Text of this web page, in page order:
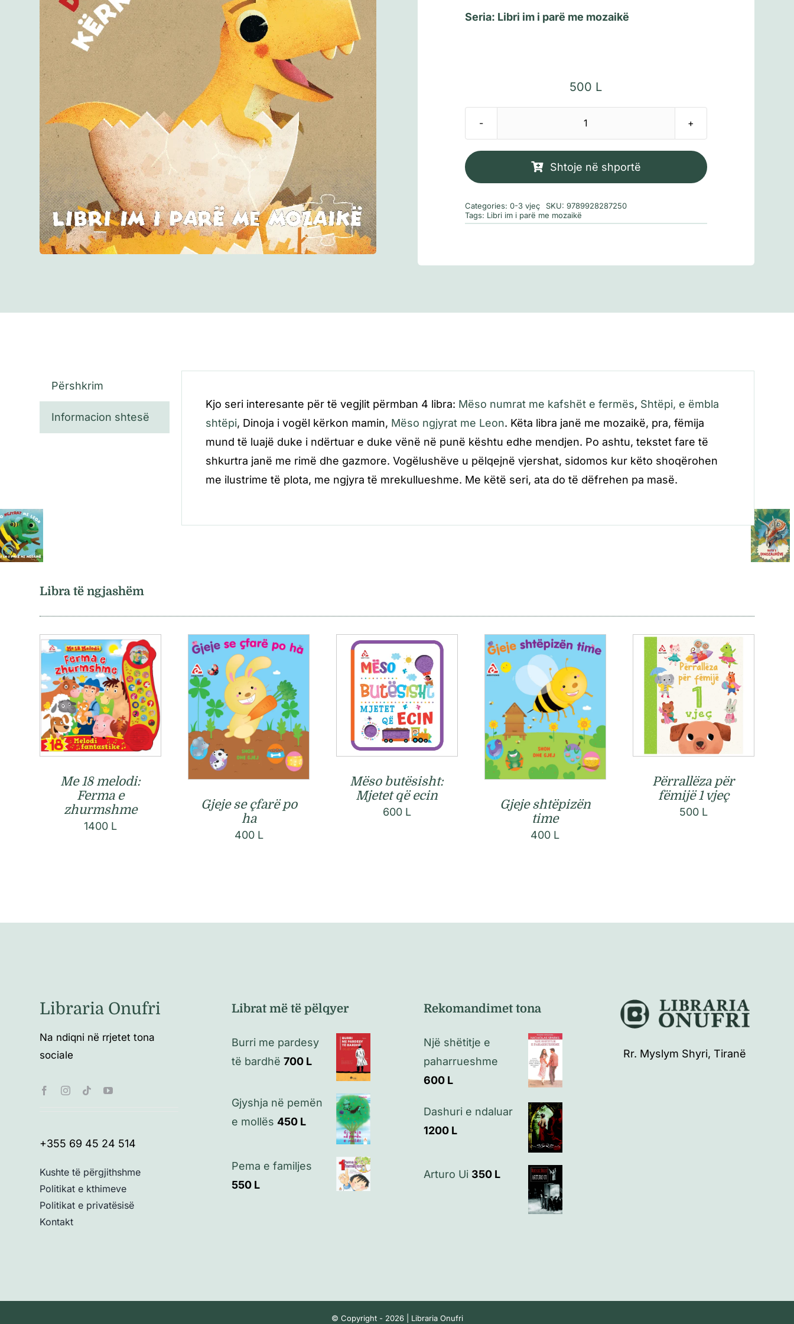
Seria: Libri im i parë me mozaikë
500 L
Sasi
i
Shtoje në shportë
Categories: 0-3 vjeç SKU: 9789928287250
Tags: Libri im i parë me mozaikë
Përshkrim
Informacion shtesë
Kjo seri interesante për të vegjlit përmban 4 libra: Mëso numrat me kafshët e fermës, Shtëpi, e ëmbla
shtëpi, Dinoja i vogël kërkon mamin, Mëso ngjyrat me Leon. Këta libra janë me mozaikë, pra, fëmija
mund të luajë duke i ndërtuar e duke vënë në punë kështu edhe mendjen. Po ashtu, tekstet fare të
shkurtra janë me rimë dhe gazmore. Vogëlushëve u pëlqejnë vjershat, sidomos kur këto shoqërohen
me ilustrime të plota, me ngjyra të mrekullueshme. Me këtë seri, ata do të dëfrehen pa masë.
Libra të ngjashëm
Me 18 melodi:
Ferma e
zhurmshme
1400 L
Gjeje se çfarë po
ha
400 L
Mëso butësisht:
Mjetet që ecin
600 L
Gjeje shtëpizën
time
400 L
Përrallëza për
fëmijë 1 vjeç
500 L
Libraria Onufri
Na ndiqni në rrjetet tona
sociale
+355 69 45 24 514
Kushte të përgjithshme
Politikat e kthimeve
Politikat e privatësisë
Kontakt
Librat më të pëlqyer
Burri me pardesy
të bardhë 700 L
Gjyshja në pemën
e mollës 450 L
Pema e familjes
550 L
Rekomandimet tona
Një shëtitje e
paharrueshme
600 L
Dashuri e ndaluar
1200 L
Arturo Ui 350 L
Rr. Myslym Shyri, Tiranë
© Copyright - 2026 | Libraria Onufri